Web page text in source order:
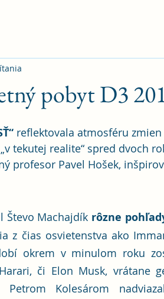
pobyt D3
reflektovala atmosféru
tekutej realite“ spred dvoch
profesor Pavel Hošek,
Števo Machajdík rôzne
z čias osvietenstva ako
okrem v minulom roku
či Elon Musk, vrátane
Kolesárom